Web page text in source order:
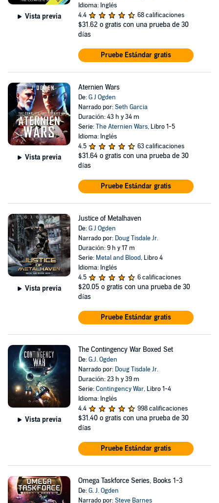
Vista previa
Idioma: Inglés
4.4
68 calificaciones
$31.62 o gratis con una prueba de 30
días
Pruebe Estándar gratis
Vista previa
Aternien Wars
De:G J Ogden
Narrado por:Seth Garcia
Duración: 43 h y 34 m
Serie:The Aternien Wars, Libro 1-5
Idioma: Inglés
4.5
63 calificaciones
$31.64 o gratis con una prueba de 30
días
Pruebe Estándar gratis
Vista previa
Justice of Metalhaven
De:G J Ogden
Narrado por: Doug Tisdale Jr.
Duración: 9 h y 17 m
Serie: Metal and Blood, Libro 4
Idioma: Inglés
4.5
6 calificaciones
$20.05 o gratis con una prueba de 30
días
Pruebe Estándar gratis
Vista previa
The Contingency War Boxed Set
De:G.J. Ogden
Narrado por: Doug Tisdale Jr.
Duración: 23 h y 39 m
Serie:Contingency War, Libro 1-4
Idioma: Inglés
4.4
998 calificaciones
$31.40 o gratis con una prueba de 30
días
Pruebe Estándar gratis
Omega Taskforce Series, Books 1-3
De:G. J. Ogden
Narrado por:Steve Barnes